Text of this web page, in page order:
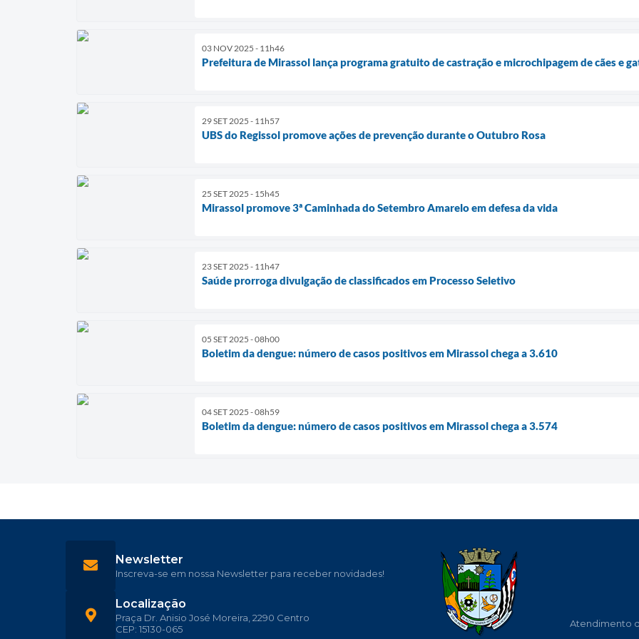
03 NOV 2025 - 11h46
Prefeitura de Mirassol lança programa gratuito de castração e microchipagem de cães e
29 SET 2025 - 11h57
UBS do Regissol promove ações de prevenção durante o Outubro Rosa
25 SET 2025 - 15h45
Mirassol promove 3ª Caminhada do Setembro Amarelo em defesa da vida
23 SET 2025 - 11h47
Saúde prorroga divulgação de classificados em Processo Seletivo
05 SET 2025 - 08h00
Boletim da dengue: número de casos positivos em Mirassol chega a 3.610
04 SET 2025 - 08h59
Boletim da dengue: número de casos positivos em Mirassol chega a 3.574
Localização
Praça Dr. Anisio José Moreira, 2290 Centro
CEP: 15130-065
Atendimento
Newsletter
Inscreva-se em nossa Newsletter para receber novidades!